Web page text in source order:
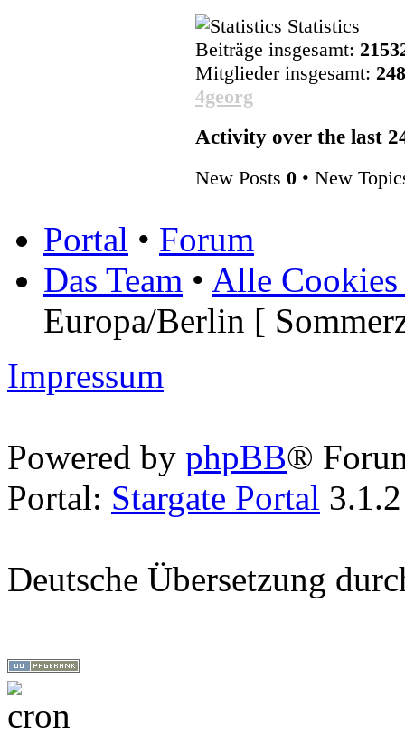
Statistics
Beiträge insgesamt:
Mitglieder insgesamt:
4georg
Activity over the last
New Posts 0 • New
Portal • Forum
Das Team • Alle Cookies
Europa/Berlin [
Impressum
Powered by phpBB®
Portal: Stargate Portal
Deutsche Übersetzung